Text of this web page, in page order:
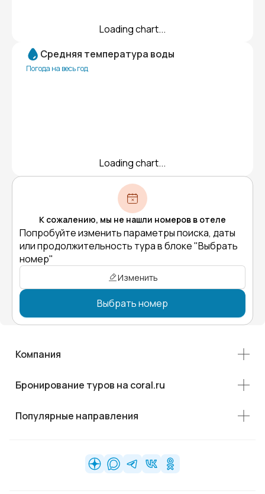
Loading chart...
Средняя температура воды
Погода на весь год
Loading chart...
К сожалению, мы не нашли номеров в отеле
Попробуйте изменить параметры поиска, даты
или продолжительность тура в блоке "Выбрать
номер"
Изменить
Выбрать номер
Компания
Бронирование туров на coral.ru
Популярные направления